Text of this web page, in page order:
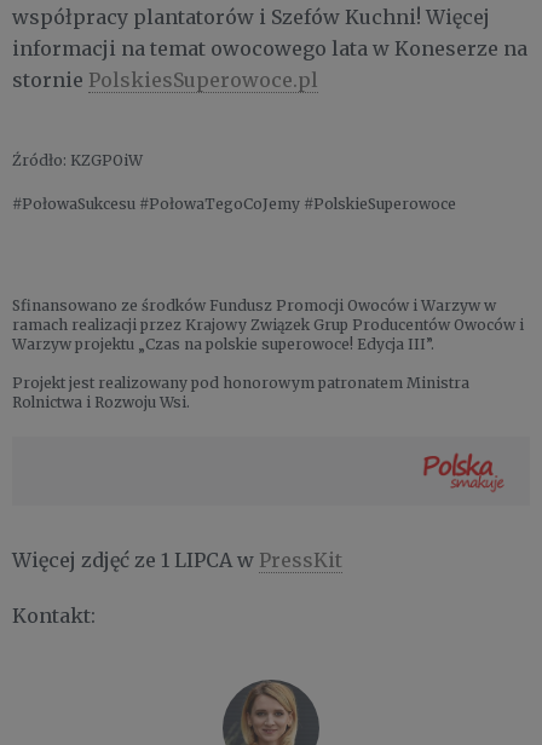
współpracy plantatorów i Szefów Kuchni! Więcej
informacji na temat owocowego lata w Koneserze na
stornie PolskiesSuperowoce.pl
Źródło: KZGPOiW
#PołowaSukcesu #PołowaTegoCoJemy #PolskieSuperowoce
Sfinansowano ze środków Fundusz Promocji Owoców i Warzyw w
ramach realizacji przez Krajowy Związek Grup Producentów Owoców i
Warzyw projektu „Czas na polskie superowoce! Edycja III”.
Projekt jest realizowany pod honorowym patronatem Ministra
Rolnictwa i Rozwoju Wsi.
Więcej zdjęć ze 1 LIPCA w PressKit
Kontakt: